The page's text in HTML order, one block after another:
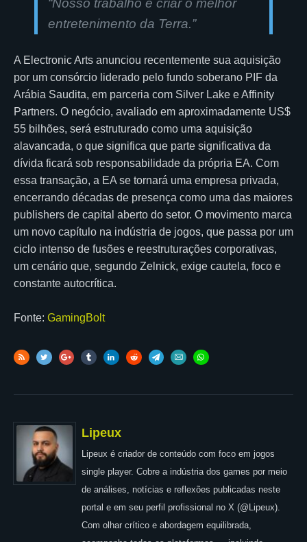
entretenimento da Terra.”
A Electronic Arts anunciou recentemente sua aquisição
por um consórcio liderado pelo fundo soberano PIF da
Arábia Saudita, em parceria com Silver Lake e Affinity
Partners. O negócio, avaliado em aproximadamente US$
55 bilhões, será estruturado como uma aquisição
alavancada, o que significa que parte significativa da
dívida ficará sob responsabilidade da própria EA. Com
essa transação, a EA se tornará uma empresa privada,
encerrando décadas de presença como uma das maiores
publishers de capital aberto do setor. O movimento marca
um novo capítulo na indústria de jogos, que passa por um
ciclo intenso de fusões e reestruturações corporativas,
um cenário que, segundo Zelnick, exige cautela, foco e
constante autocrítica.
Fonte: GamingBolt
Lipeux
Lipeux é criador de conteúdo com foco em jogos
single player. Cobre a indústria dos games por meio
de análises, notícias e reflexões publicadas neste
portal e em seu perfil profissional no X (@Lipeux).
Com olhar crítico e abordagem equilibrada,